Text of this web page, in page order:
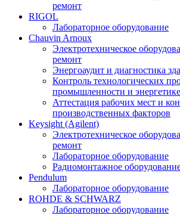
ремонт
RIGOL
Лабораторное оборудование
Chauvin Arnoux
Электротехническое
ремонт
Энергоаудит и диагностика
Контроль технологических
промышленности и энергетике
Аттестация рабочих мест и
производственных факторов
Keysight (Agilent)
Электротехническое
ремонт
Лабораторное оборудование
Радиомонтажное
Pendulum
Лабораторное оборудование
ROHDE & SCHWARZ
Лабораторное оборудование